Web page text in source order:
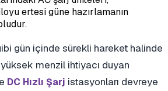
ertesi güne hazırlamanın
gün içinde sürekli hareket halinde
menzil ihtiyacı duyan
DC Hızlı Şarj istasyonları devreye